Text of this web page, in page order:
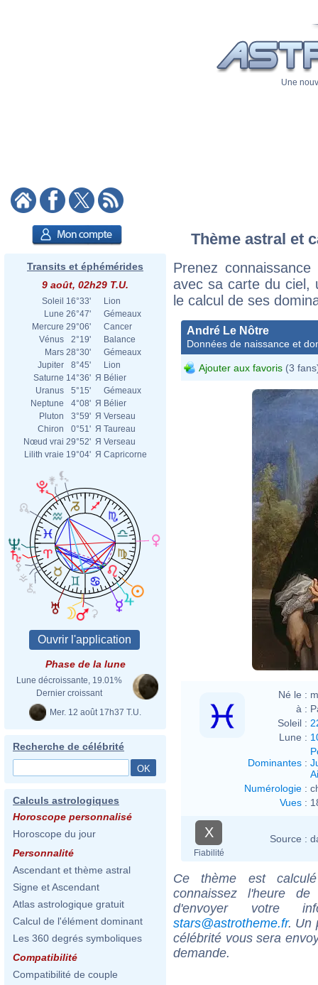
Une
Transits et éphémérides
9 août, 02h29 T.U.
Soleil 16°33'
Lion
Lune 26°47'
Gémeaux
Mercure 29°06'
Cancer
Vénus
2°19'
Balance
Mars 28°30'
Gémeaux
Jupiter
8°45'
Lion
Saturne 14°36' Я Bélier
Uranus
5°15'
Gémeaux
Neptune
4°08' Я Bélier
Pluton
3°59' Я Verseau
Chiron
0°51' Я Taureau
Nœud vrai 29°52' Я Verseau
Lilith vraie 19°04' Я Capricorne
Phase de la lune
Lune décroissante, 19.01%
Dernier croissant
Mer. 12 août 17h37 T.U.
Recherche de célébrité
Calculs astrologiques
Horoscope personnalisé
Horoscope du jour
Personnalité
Ascendant et thème astral
Signe et Ascendant
Atlas astrologique gratuit
Calcul de l'élément dominant
Les 360 degrés symboliques
Compatibilité
Compatibilité de couple
Thème astral et
Prenez
avec sa carte du ciel,
le calcul de ses
André Le Nôtre
Données de naissance et
Ajouter aux favoris (3
Né le :
à :
Soleil :
Lune :
Dominantes :
Numérologie :
Vues :
X
Fiabilité
Source :
Ce thème est
connaissez l'heure
d'envoyer votre
stars@astrotheme.fr. Un
célébrité vous sera
demande.